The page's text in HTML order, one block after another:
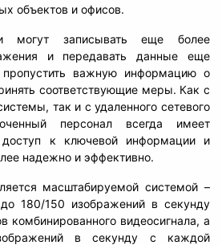
объектов и офисов.
могут записывать еще более
и передавать данные еще
важную информацию о
соответствующие меры. Как с
так и с удаленного сетевого
персонал всегда имеет
к ключевой информации и
надежно и эффективно.
масштабируемой системой –
180/150 изображений в секунду
комбинированного видеосигнала, а
в секунду с каждой